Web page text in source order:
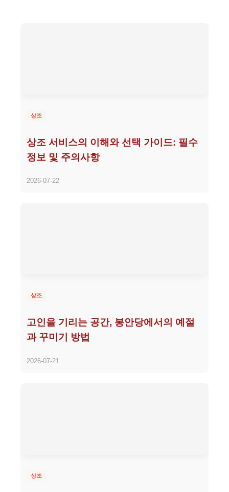
상조
상조 서비스의 이해와 선택 가이드: 필수
정보 및 주의사항
2026-07-22
상조
고인을 기리는 공간, 봉안당에서의 예절
과 꾸미기 방법
2026-07-21
상조